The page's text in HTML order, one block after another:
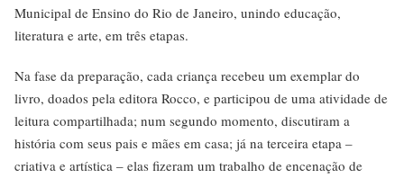
Municipal de Ensino do Rio de Janeiro, unindo educação,
literatura e arte, em três etapas.
Na fase da preparação, cada criança recebeu um exemplar do
livro, doados pela editora Rocco, e participou de uma atividade de
leitura compartilhada; num segundo momento, discutiram a
história com seus pais e mães em casa; já na terceira etapa –
criativa e artística – elas fizeram um trabalho de encenação de